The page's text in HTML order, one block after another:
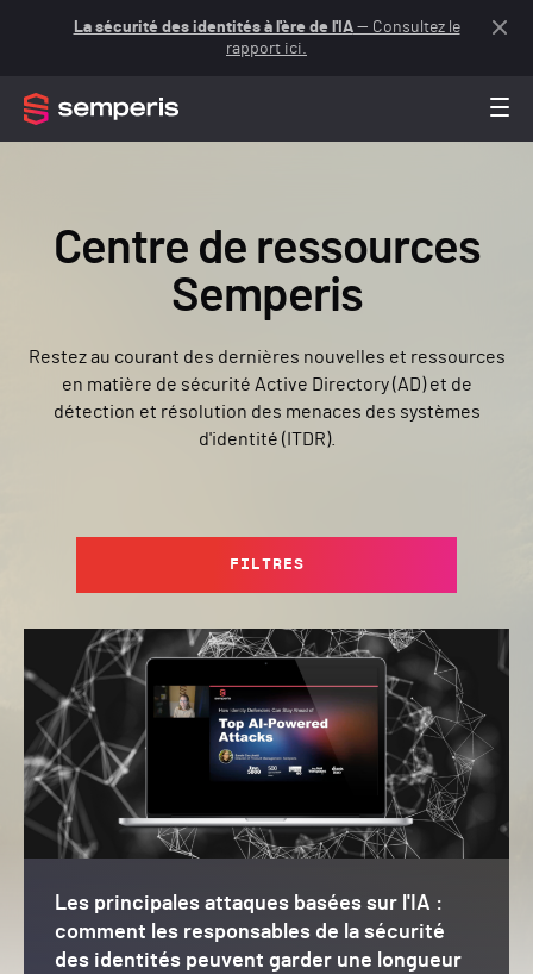
La sécurité des identités à l'ère de l'IA— Consultez le
rapport ici.
Centre de ressources
Semperis
Restez au courant des dernières nouvelles et ressources
en matière de sécurité Active Directory (AD) et de
détection et résolution des menaces des systèmes
d'identité (ITDR).
FILTRES
Les principales attaques basées sur l'IA :
comment les responsables de la sécurité
des identités peuvent garder une longueur